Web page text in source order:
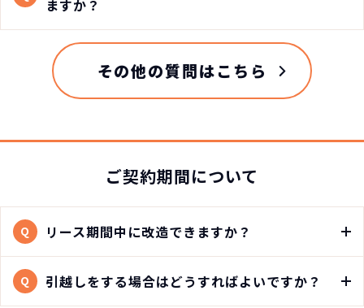
ますか？
その他の質問はこちら
ご契約期間について
Q リース期間中に改造できますか？
Q 引越しをする場合はどうすればよいですか？